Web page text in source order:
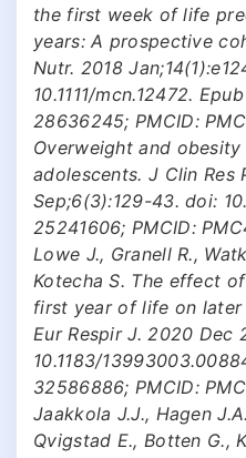
the first week of life
years: A prospective
Nutr. 2018
10.1111/mcn.12472.
28636245; PMCID:
Overweight and
adolescents. J Clin Res
Sep;6(3):129-43. doi:
25241606; PMCID:
Lowe J., Granell R.,
Kotecha S. The effect
first year of life on later
Eur Respir J. 2020
10.1183/
32586886; PMCID:
Jaakkola J.J., Hagen
Qvigstad E., Botten G.,